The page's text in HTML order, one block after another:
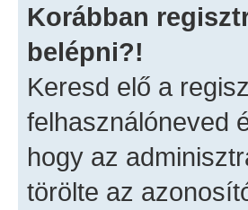
Korábban
belépni?!
Keresd elő a
felhasználóneved
hogy az
törölte az